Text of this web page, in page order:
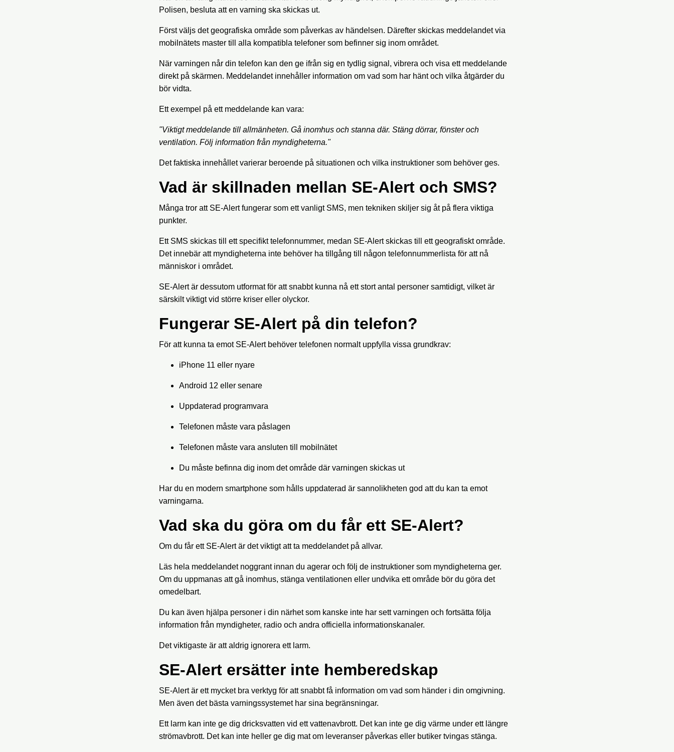
Polisen, besluta att en varning ska skickas ut.
Först väljs det geografiska område som påverkas av händelsen. Därefter skickas meddelandet via
mobilnätets master till alla kompatibla telefoner som befinner sig inom området.
När varningen når din telefon kan den ge ifrån sig en tydlig signal, vibrera och visa ett meddelande
direkt på skärmen. Meddelandet innehåller information om vad som har hänt och vilka åtgärder du
bör vidta.
Ett exempel på ett meddelande kan vara:
"Viktigt meddelande till allmänheten. Gå inomhus och stanna där. Stäng dörrar, fönster och
ventilation. Följ information från myndigheterna."
Det faktiska innehållet varierar beroende på situationen och vilka instruktioner som behöver ges.
Vad är skillnaden mellan SE-Alert och SMS?
Många tror att SE-Alert fungerar som ett vanligt SMS, men tekniken skiljer sig åt på flera viktiga
punkter.
Ett SMS skickas till ett specifikt telefonnummer, medan SE-Alert skickas till ett geografiskt område.
Det innebär att myndigheterna inte behöver ha tillgång till någon telefonnummerlista för att nå
människor i området.
SE-Alert är dessutom utformat för att snabbt kunna nå ett stort antal personer samtidigt, vilket är
särskilt viktigt vid större kriser eller olyckor.
Fungerar SE-Alert på din telefon?
För att kunna ta emot SE-Alert behöver telefonen normalt uppfylla vissa grundkrav:
iPhone 11 eller nyare
Android 12 eller senare
Uppdaterad programvara
Telefonen måste vara påslagen
Telefonen måste vara ansluten till mobilnätet
Du måste befinna dig inom det område där varningen skickas ut
Har du en modern smartphone som hålls uppdaterad är sannolikheten god att du kan ta emot
varningarna.
Vad ska du göra om du får ett SE-Alert?
Om du får ett SE-Alert är det viktigt att ta meddelandet på allvar.
Läs hela meddelandet noggrant innan du agerar och följ de instruktioner som myndigheterna ger.
Om du uppmanas att gå inomhus, stänga ventilationen eller undvika ett område bör du göra det
omedelbart.
Du kan även hjälpa personer i din närhet som kanske inte har sett varningen och fortsätta följa
information från myndigheter, radio och andra officiella informationskanaler.
Det viktigaste är att aldrig ignorera ett larm.
SE-Alert ersätter inte hemberedskap
SE-Alert är ett mycket bra verktyg för att snabbt få information om vad som händer i din omgivning.
Men även det bästa varningssystemet har sina begränsningar.
Ett larm kan inte ge dig dricksvatten vid ett vattenavbrott. Det kan inte ge dig värme under ett längre
strömavbrott. Det kan inte heller ge dig mat om leveranser påverkas eller butiker tvingas stänga.